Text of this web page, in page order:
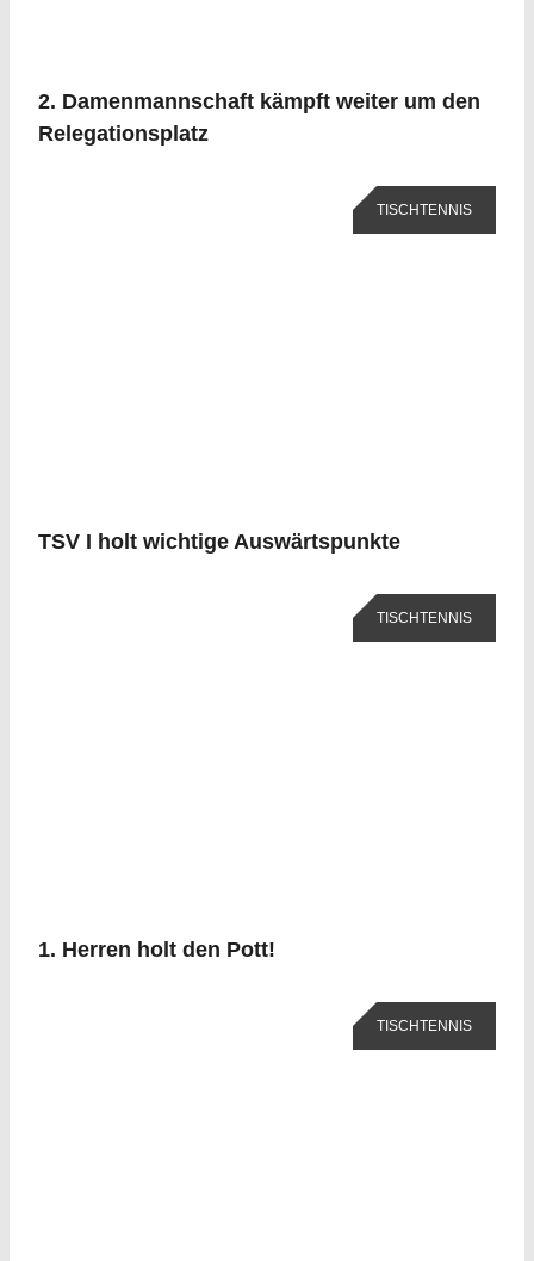
2. Damenmannschaft kämpft weiter um den
Relegationsplatz
TISCHTENNIS
TSV I holt wichtige Auswärtspunkte
TISCHTENNIS
1. Herren holt den Pott!
TISCHTENNIS